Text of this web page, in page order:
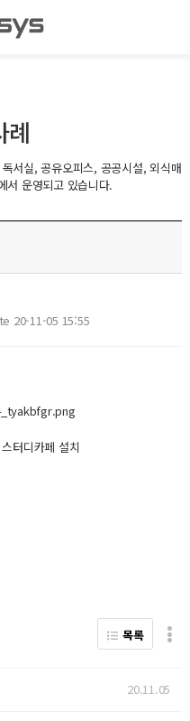
례
서실, 공유오피스, 공공시설, 외식매
서 운영되고 있습니다.
20-11-05 15:55
터디카페 설치
목록
20.11.05